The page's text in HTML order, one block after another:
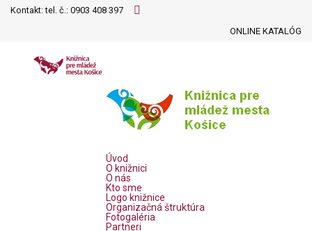
Kontakt: tel. č.: 0903 408 397
ONLINE KATALÓG
Úvod
O knižnici
O nás
Kto sme
Logo knižnice
Organizačná štruktúra
Fotogaléria
Partneri